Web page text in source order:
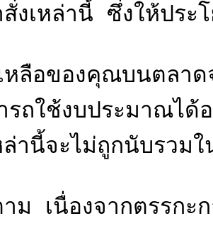
สั่งเหล่านี้ ซึ่งให้ปร
ลือของคุณบนตลาด
รถใช้งบประมาณได้
านี้จะไม่ถูกนับรวม
ม เนื่องจากตรรกะ